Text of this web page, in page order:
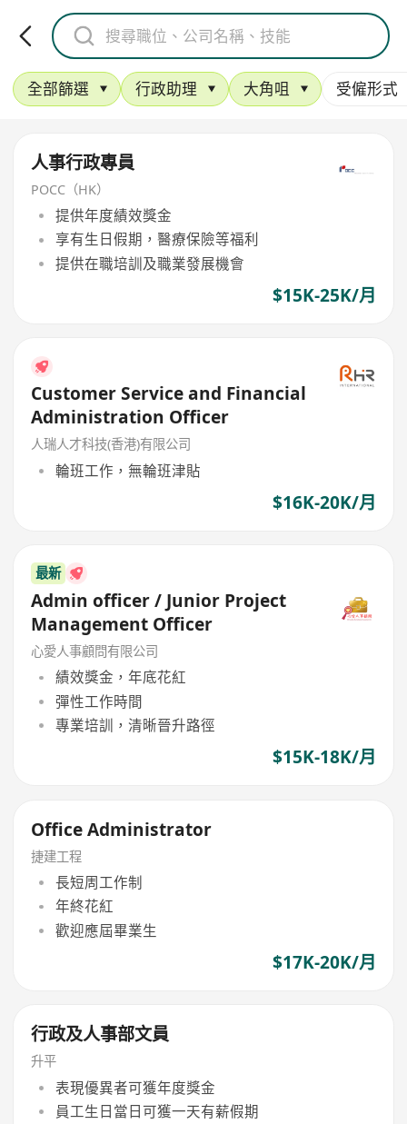
全部篩選 行政助理 大角咀 受僱形式
人事行政專員
POCC（HK）
提供年度績效獎金
享有生日假期，醫療保險等福利
提供在職培訓及職業發展機會
$15K-25K/月
Customer Service and Financial
Administration Officer
人瑞人才科技(香港)有限公司
輪班工作，無輪班津貼
$16K-20K/月
最新
Admin officer / Junior Project
Management Officer
心愛人事顧問有限公司
績效獎金，年底花紅
彈性工作時間
專業培訓，清晰晉升路徑
$15K-18K/月
Office Administrator
捷建工程
長短周工作制
年終花紅
歡迎應屆畢業生
$17K-20K/月
行政及人事部文員
升平
表現優異者可獲年度獎金
員工生日當日可獲一天有薪假期